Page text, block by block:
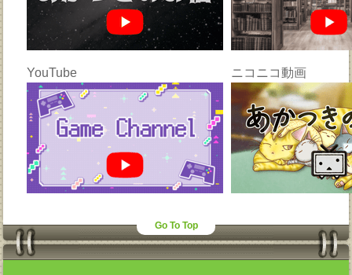
YouTube ニコニコ動画
Go To Top